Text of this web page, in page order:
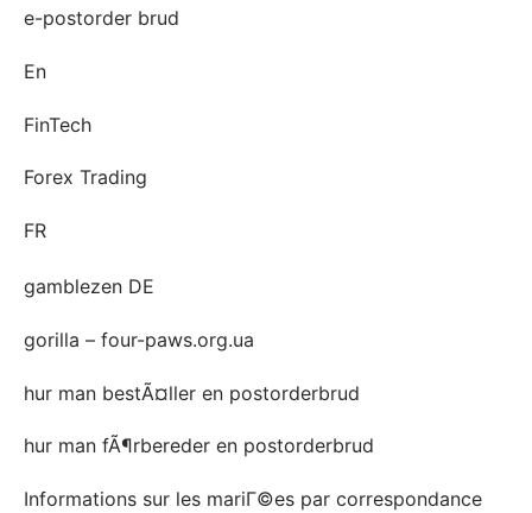
e-postorder brud
En
FinTech
Forex Trading
FR
gamblezen DE
gorilla – four-paws.org.ua
hur man bestÃ¤ller en postorderbrud
hur man fÃ¶rbereder en postorderbrud
Informations sur les mariГ©es par correspondance